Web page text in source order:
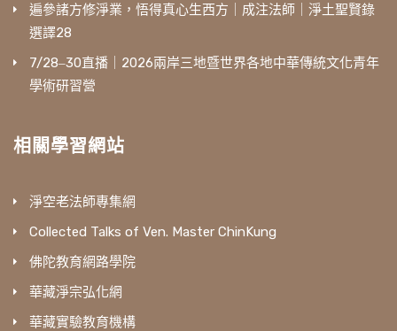
遍參諸方修淨業，悟得真心生西方｜成注法師｜淨土聖賢錄
選譯28
7/28‒30直播｜2026兩岸三地暨世界各地中華傳統文化青年
學術研習營
相關學習網站
淨空老法師專集網
Collected Talks of Ven. Master ChinKung
佛陀教育網路學院
華藏淨宗弘化網
華藏實驗教育機構